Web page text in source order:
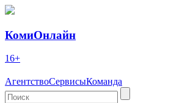
КомиОнлайн
16+
АгентствоСервисыКоманда